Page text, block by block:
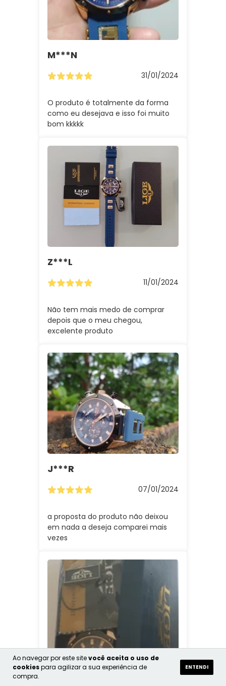
Ao navegar por este sitevocê aceita o uso de
cookiespara agilizar a sua experiência de
compra.
ENTENDI
M***n
31/01/2024
O produto é totalmente da forma
como eu desejava e isso foi muito
bom kkkkk
Z***l
11/01/2024
Não tem mais medo de comprar
depois que o meu chegou,
excelente produto
J***r
07/01/2024
a proposta do produto não deixou
em nada a deseja comparei mais
vezes